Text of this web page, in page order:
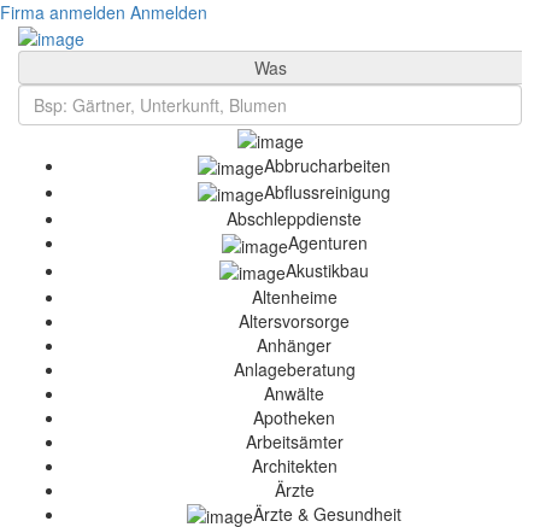
Firma anmelden Anmelden
Was
Abbrucharbeiten
Abflussreinigung
Abschleppdienste
Agenturen
Akustikbau
Altenheime
Altersvorsorge
Anhänger
Anlageberatung
Anwälte
Apotheken
Arbeitsämter
Architekten
Ärzte
Ärzte & Gesundheit